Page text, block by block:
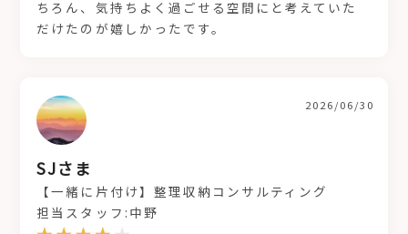
ちろん、気持ちよく過ごせる空間にと考えていた
だけたのが嬉しかったです。
SJさま
2026/06/30
【一緒に片付け】整理収納コンサルティング
担当スタッフ:中野